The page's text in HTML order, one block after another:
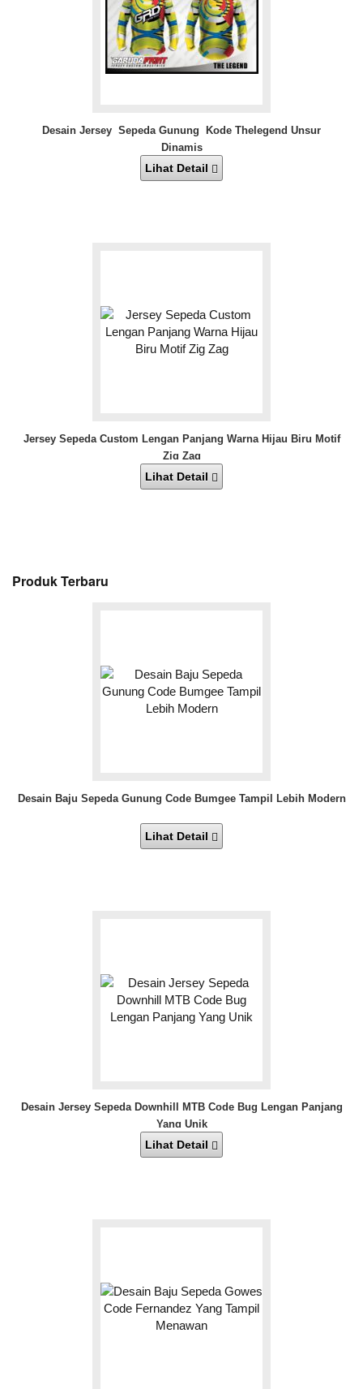
Desain Jersey Sepeda Gunung Kode Thelegend Unsur
Dinamis
Lihat Detail
Jersey Sepeda Custom Lengan Panjang Warna Hijau Biru Motif
Zig Zag
Lihat Detail
Produk Terbaru
Desain Baju Sepeda Gunung Code Bumgee Tampil Lebih Modern
Lihat Detail
Desain Jersey Sepeda Downhill MTB Code Bug Lengan Panjang
Yang Unik
Lihat Detail